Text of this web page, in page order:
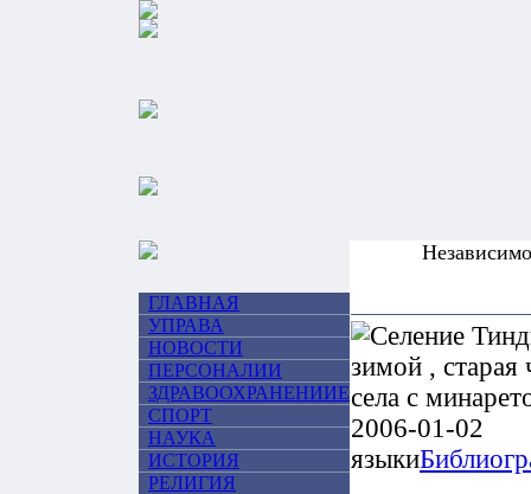
ГЛАВНАЯ
УПРАВА
НОВОСТИ
ПЕРСОНАЛИИ
ЗДРАВООХРАНЕНИИЕ
СПОРТ
НАУКА
ИСТОРИЯ
РЕЛИГИЯ
языки